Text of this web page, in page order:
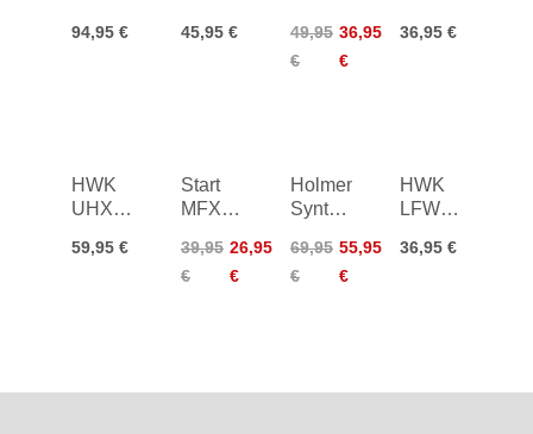
Fluorstick
94,95 €
Base
45,95 €
Glider
60g
49,95
€
36,95
€
36,95 €
HWK
UHX
Base
59,95 €
Start
MFXT
green
39,95
€
26,95
€
Holmenkol
Syntec
Racing
Base
69,95
€
55,95
€
HWK
LFW2
180g
36,95 €